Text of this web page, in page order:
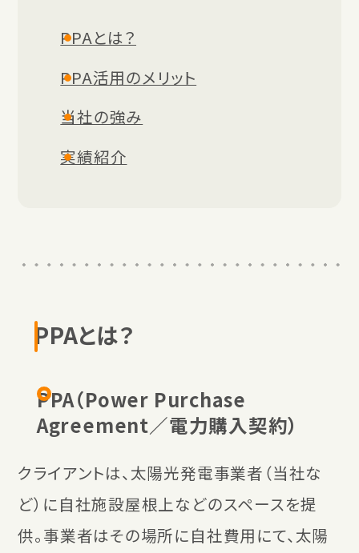
PPAとは？
PPA活用のメリット
当社の強み
実績紹介
PPAとは？
PPA（Power Purchase
Agreement／電力購入契約）
クライアントは、太陽光発電事業者（当社な
ど）に自社施設屋根上などのスペースを提
供。事業者はその場所に自社費用にて、太陽